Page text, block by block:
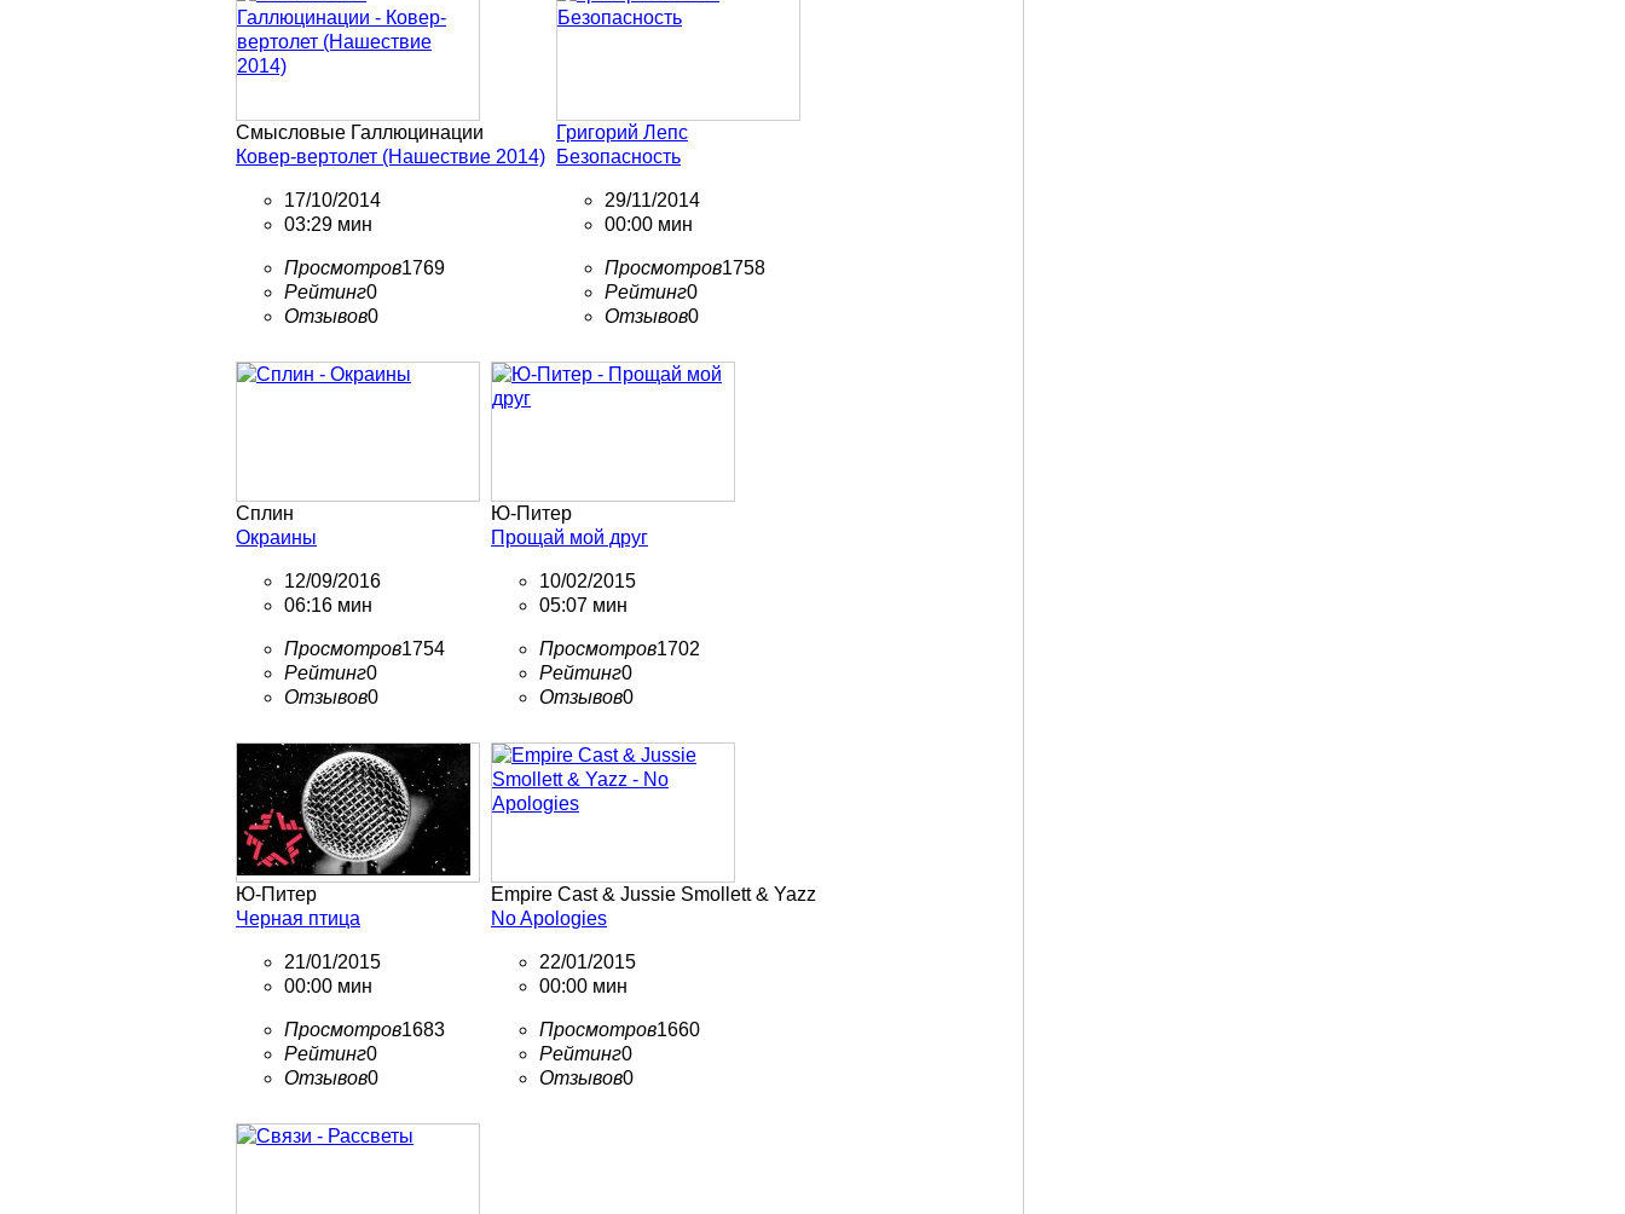
Смысловые Галлюцинации
Ковер-вертолет (Нашествие 2014)
17/10/2014
03:29 мин
Просмотров1769
Рейтинг0
Отзывов0
Григорий Лепс
Безопасность
29/11/2014
00:00 мин
Просмотров1758
Рейтинг0
Отзывов0
Сплин
Окраины
12/09/2016
06:16 мин
Просмотров1754
Рейтинг0
Отзывов0
Ю-Питер
Прощай мой друг
10/02/2015
05:07 мин
Просмотров1702
Рейтинг0
Отзывов0
Ю-Питер
Черная птица
21/01/2015
00:00 мин
Просмотров1683
Рейтинг0
Отзывов0
Empire Cast & Jussie Smollett & Yazz
No Apologies
22/01/2015
00:00 мин
Просмотров1660
Рейтинг0
Отзывов0